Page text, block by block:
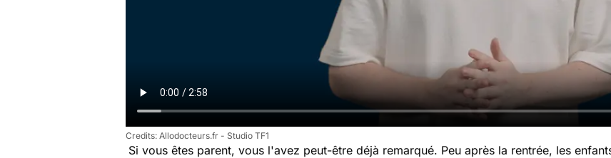
Allodocteurs.fr - Studio TF1
Si vous êtes parent, vous l'avez peut-être déjà remarqué. Peu après la rentrée, les